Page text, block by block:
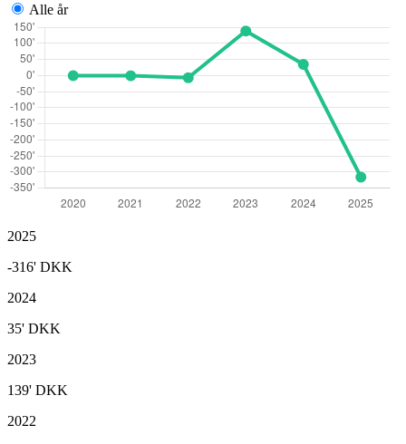
Alle år
2025
-316' DKK
2024
35' DKK
2023
139' DKK
2022